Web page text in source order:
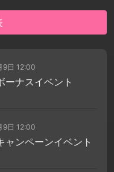
9日 12:00
ーナスイベント
9日 12:00
ャンペーンイベント